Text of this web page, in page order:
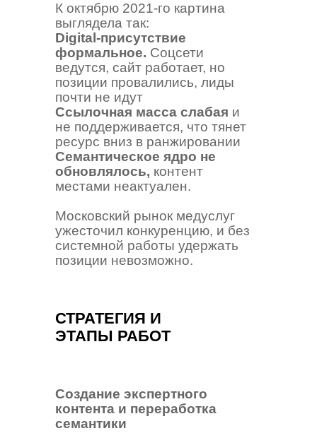
К октябрю 2021-го картина
выглядела так:
Digital-присутствие
формальное. Соцсети
ведутся, сайт работает, но
позиции провалились, лиды
почти не идут
Ссылочная масса слабая и
не поддерживается, что тянет
ресурс вниз в ранжировании
Семантическое ядро не
обновлялось, контент
местами неактуален.
Московский рынок медуслуг
ужесточил конкуренцию, и без
системной работы удержать
позиции невозможно.
Создание экспертного
контента и переработка
семантики
СТРАТЕГИЯ И
ЭТАПЫ РАБОТ